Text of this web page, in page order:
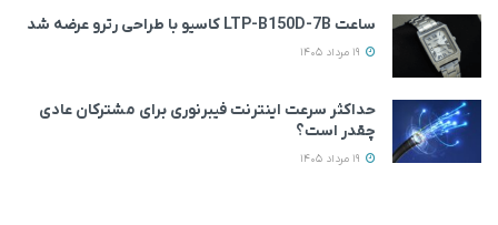
ساعت LTP-B150D-7B کاسیو با طراحی رترو عرضه شد
حداکثر سرعت اینترنت فیبرنوری برای مشترکان عادی
چقدر است؟